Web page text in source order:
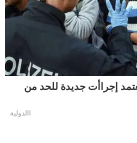
إجراأت جديدة للحد من
االدولية